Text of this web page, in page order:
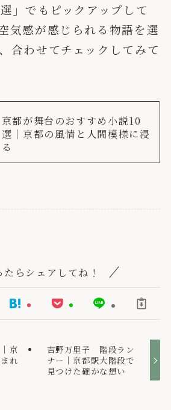
」でもピックアップして
気感が感じられる物語を選
合わせてチェックしてみて
京都が舞台のおすすめ小説10
選｜京都の風情と人間模様に浸
る
たらシェアしてね！
京
れ
吉野万里子 階段ラン
ナー｜京都駅大階段で
見つけた確かな想い